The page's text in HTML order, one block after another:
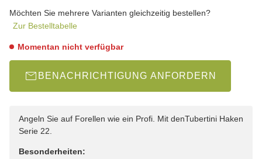
Möchten Sie mehrere Varianten gleichzeitig bestellen?
Zur Bestelltabelle
Momentan nicht verfügbar
BENACHRICHTIGUNG ANFORDERN
Angeln Sie auf Forellen wie ein Profi. Mit denTubertini Haken
Serie 22.
Besonderheiten: